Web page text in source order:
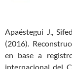
Apaéstegui J.,
(2016).
en base a
internacional del